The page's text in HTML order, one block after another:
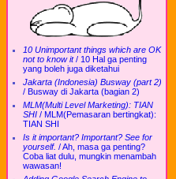
10 Unimportant things which are OK
not to know it/ 10 Hal ga penting
yang boleh juga diketahui
Jakarta (Indonesia) Busway (part 2)
/ Busway di Jakarta (bagian 2)
MLM(Multi Level Marketing): TIAN
SHI / MLM(Pemasaran bertingkat):
TIAN SHI
Is it important? Important? See for
yourself. /Ah, masa ga penting?
Coba liat dulu, mungkin menambah
wawasan!